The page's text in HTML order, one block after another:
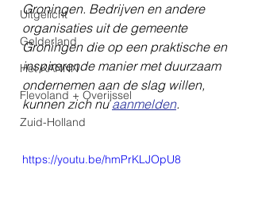
Uitgelicht
Gelderland
Het KANNN
Flevoland + Overijssel
Zuid-Holland
Groningen. Bedrijven en andere
organisaties uit de gemeente
Groningen die op een praktische en
inspirerende manier met duurzaam
ondernemen aan de slag willen,
kunnen zich nu aanmelden.
https://youtu.be/hmPrKLJOpU8